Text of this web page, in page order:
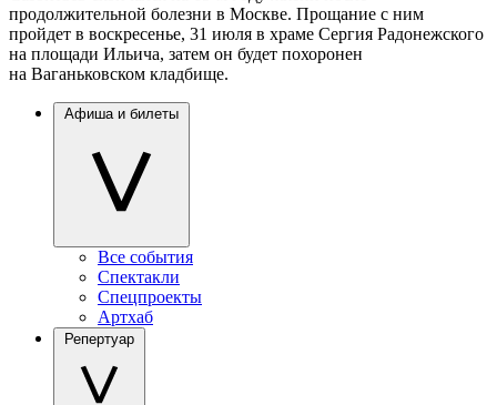
продолжительной болезни в Москве. Прощание с ним
пройдет в воскресенье, 31 июля в храме Сергия Радонежского
на площади Ильича, затем он будет похоронен
на Ваганьковском кладбище.
Афиша и билеты
Все события
Спектакли
Спецпроекты
Артхаб
Репертуар